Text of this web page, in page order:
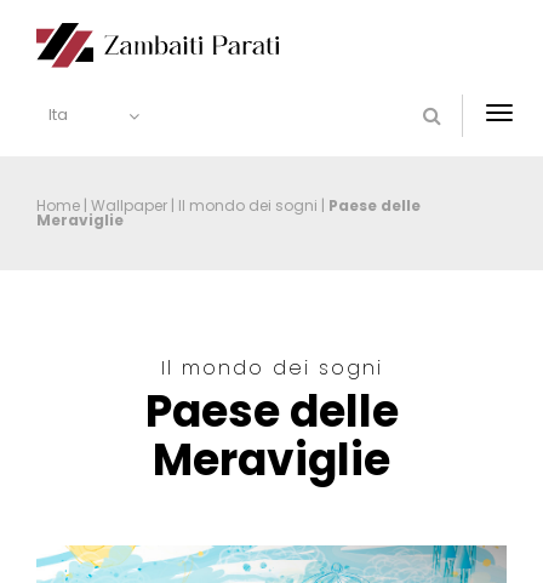
Ita
Home | Wallpaper | Il mondo dei sogni | Paese delle
Meraviglie
Il mondo dei sogni
Paese delle
Meraviglie